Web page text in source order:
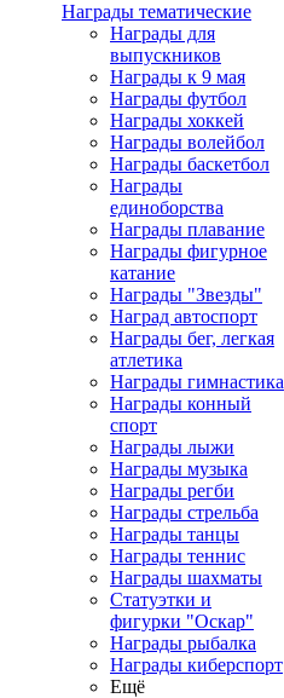
Награды тематические
Награды для
выпускников
Награды к 9 мая
Награды футбол
Награды хоккей
Награды волейбол
Награды баскетбол
Награды
единоборства
Награды плавание
Награды фигурное
катание
Награды "Звезды"
Наград автоспорт
Награды бег, легкая
атлетика
Награды гимнастика
Награды конный
спорт
Награды лыжи
Награды музыка
Награды регби
Награды стрельба
Награды танцы
Награды теннис
Награды шахматы
Статуэтки и
фигурки "Оскар"
Награды рыбалка
Награды киберспорт
Ещё